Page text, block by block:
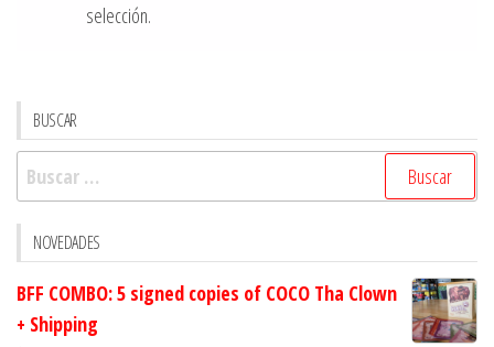
selección.
BUSCAR
Buscar:
NOVEDADES
BFF COMBO: 5 signed copies of COCO Tha Clown
+ Shipping